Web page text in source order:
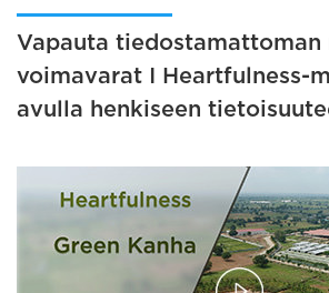
Vapauta tiedostamattoman
voimavarat I Heartfulness-
avulla henkiseen